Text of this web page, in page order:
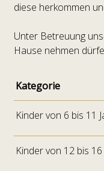
diese herkommen
Unter Betreuung
Hause nehmen
Kategorie
Kinder von 6 bis 11
Kinder von 12 bis 16